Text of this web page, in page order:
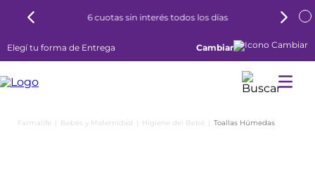
6 cuotas sin interés todos los días
Elegí tu forma de Entrega Cambiar
Bebés y Maternidad Higiene del Bebé Toallas Húmedas